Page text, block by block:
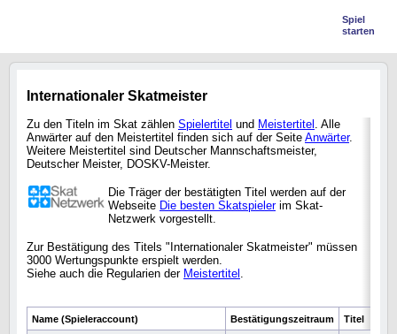
Spiel
starten
Internationaler Skatmeister
Zu den Titeln im Skat zählen Spielertitel und Meistertitel . Alle
Anwärter auf den Meistertitel finden sich auf der Seite Anwärter.
Weitere Meistertitel sind Deutscher Mannschaftsmeister,
Deutscher Meister, DOSKV-Meister.
Die Träger der bestätigten Titel werden auf der
Webseite Die besten Skatspielerim Skat-
Netzwerk vorgestellt.
Zur Bestätigung des Titels "Internationaler Skatmeister" müssen
3000 Wertungspunkte erspielt werden.
Siehe auch die Regularien der Meistertitel .
Name (Spieleraccount) Bestätigungszeitraum Titel